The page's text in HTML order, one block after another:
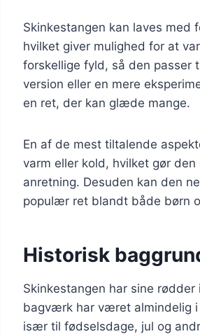
Skinkestangen kan laves med
hvilket giver mulighed for at
forskellige fyld, så den passer
version eller en mere
en ret, der kan glæde mange.
En af de mest tiltalende
varm eller kold, hvilket gør
anretning. Desuden kan den
populær ret blandt både børn
Historisk
Skinkestangen har sine
bagværk har været almindelig i
især til fødselsdage, jul og